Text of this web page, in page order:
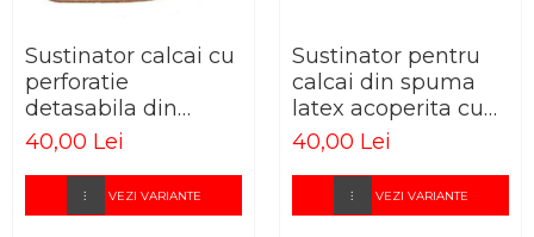
Sustinator calcai cu
perforatie
detasabila din
spuma latex
acoperita cu piele
naturala
40,00 Lei
VEZI VARIANTE
Sustinator pentru
calcai din spuma
latex acoperita cu
piele naturala
40,00 Lei
VEZI VARIANTE